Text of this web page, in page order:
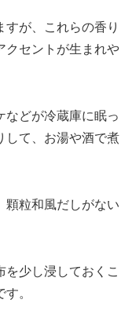
すが、これらの香り
クセントが生まれや
などが冷蔵庫に眠っ
して、お湯や酒で煮
顆粒和風だしがない
を少し浸しておくこ
。